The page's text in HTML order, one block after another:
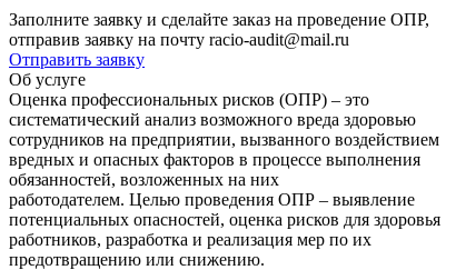
Заполните заявку и сделайте заказ на проведение ОПР,
отправив заявку на почту racio-audit@mail.ru
Отправить заявку
Об услуге
Оценка профессиональных рисков (ОПР) – это
систематический анализ возможного вреда здоровью
сотрудников на предприятии, вызванного воздействием
вредных и опасных факторов в процессе выполнения
обязанностей, возложенных на них
работодателем. Целью проведения ОПР – выявление
потенциальных опасностей, оценка рисков для здоровья
работников, разработка и реализация мер по их
предотвращению или снижению.